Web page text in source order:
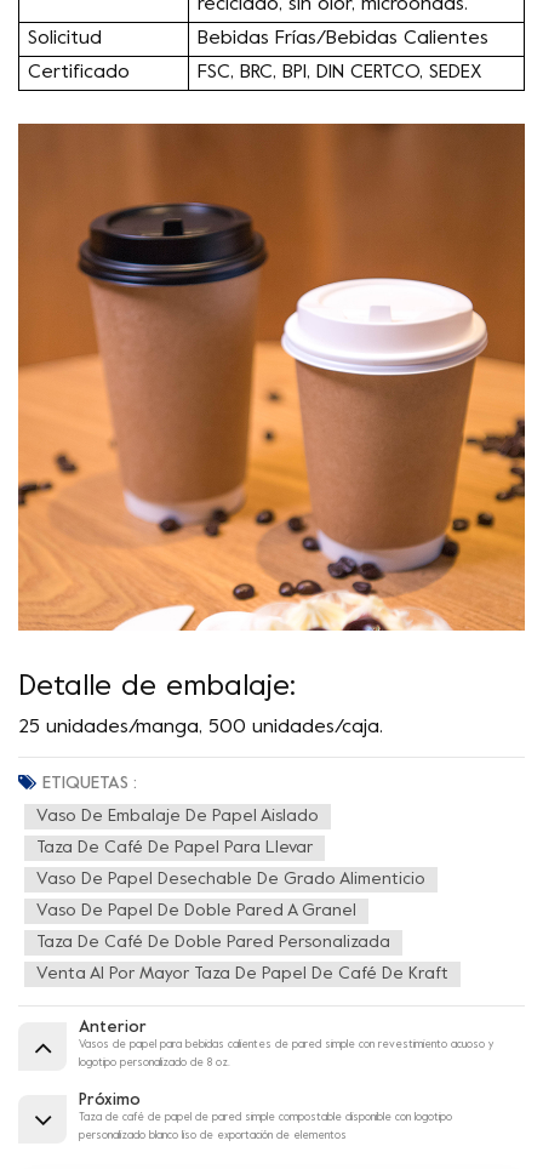
reciclado, sin olor, microondas.
Solicitud
Bebidas Frías/Bebidas Calientes
Certificado
FSC, BRC, BPI, DIN CERTCO, SEDEX
Detalle de embalaje:
25 unidades/manga, 500 unidades/caja.
ETIQUETAS :
Vaso De Embalaje De Papel Aislado
Taza De Café De Papel Para Llevar
Vaso De Papel Desechable De Grado Alimenticio
Vaso De Papel De Doble Pared A Granel
Taza De Café De Doble Pared Personalizada
Venta Al Por Mayor Taza De Papel De Café De Kraft
Anterior
Vasos de papel para bebidas calientes de pared simple con revestimiento acuoso y
logotipo personalizado de 8 oz.
Próximo
Taza de café de papel de pared simple compostable disponible con logotipo
personalizado blanco liso de exportación de elementos